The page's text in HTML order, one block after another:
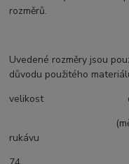
rozměrů.
Uvedené rozměry jsou
důvodu použitého
velikost délka
(měřena
rukávu